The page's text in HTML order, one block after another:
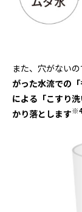
また、穴がないの
がった水流での「
による「こすり
かり落とします※